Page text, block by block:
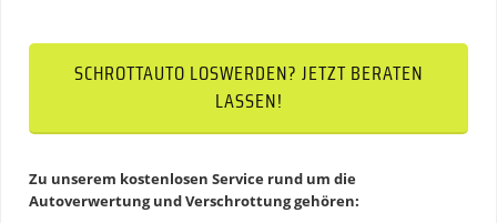
SCHROTTAUTO LOSWERDEN? JETZT BERATEN
LASSEN!
Zu unserem kostenlosen Service rund um die
Autoverwertung und Verschrottunggehören: